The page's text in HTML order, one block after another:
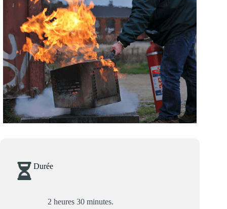
Durée
2 heures 30 minutes.